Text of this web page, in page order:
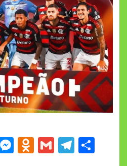
M O G T